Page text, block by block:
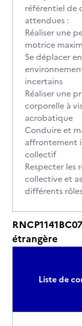
référentiel de
attendues :
Réaliser une
motrice
Se déplacer
incertains
Réaliser une
corporelle à
acrobatique
Conduire et
affrontement
collectif
Respecter les
collective et
différents
étrangère
Liste de